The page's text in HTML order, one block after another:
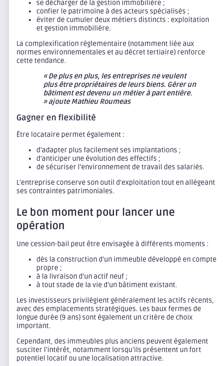
se décharger de la gestion immobilière ;
confier le patrimoine à des acteurs spécialisés ;
éviter de cumuler deux métiers distincts : exploitation
et gestion immobilière.
La complexification réglementaire (notamment liée aux
normes environnementales et au décret tertiaire) renforce
cette tendance.
« De plus en plus, les entreprises ne veulent
plus être propriétaires de leurs biens. Gérer un
bâtiment est devenu un métier à part entière.
» ajoute Mathieu Roumeas
Gagner en flexibilité
Être locataire permet également :
d’adapter plus facilement ses implantations ;
d’anticiper une évolution des effectifs ;
de sécuriser l’environnement de travail des salariés.
L’entreprise conserve son outil d’exploitation tout en allégeant
ses contraintes patrimoniales.
Le bon moment pour lancer une
opération
Une cession-bail peut être envisagée à différents moments :
dès la construction d’un immeuble développé en compte
propre ;
à la livraison d’un actif neuf ;
à tout stade de la vie d’un bâtiment existant.
Les investisseurs privilégient généralement les actifs récents,
avec des emplacements stratégiques. Les baux fermes de
longue durée (9 ans) sont également un critère de choix
important.
Cependant, des immeubles plus anciens peuvent également
susciter l’intérêt, notamment lorsqu’ils présentent un fort
potentiel locatif ou une localisation attractive.